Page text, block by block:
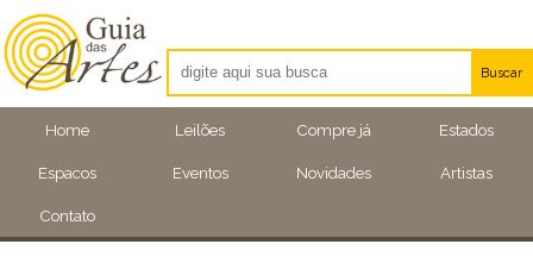
Home Leilões Compre já Estados
Espacos Eventos Novidades Artistas
Contato
Buscar
Artistas
Eventos